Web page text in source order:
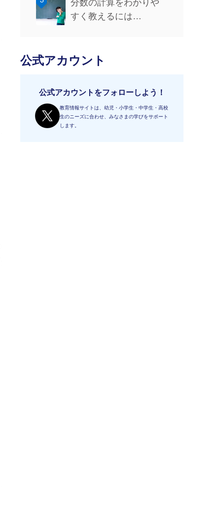
分数の計算をわかりや
すく教えるには…
公式アカウント
公式アカウントをフォローしよう！
教育情報サイトは、幼児・小学生・中学生・高校
生のニーズに合わせ、みなさまの学びをサポート
します。